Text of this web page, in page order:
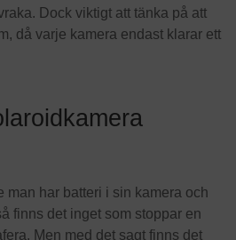
Dock viktigt att tänka på att
då varje kamera endast klarar ett
man har batteri i sin kamera och
finns det inget som stoppar en
Men med det sagt finns det